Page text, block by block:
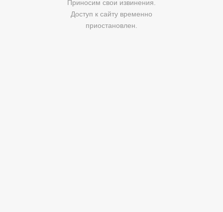
Приносим свои извинения.
Доступ к сайту временно
приостановлен.